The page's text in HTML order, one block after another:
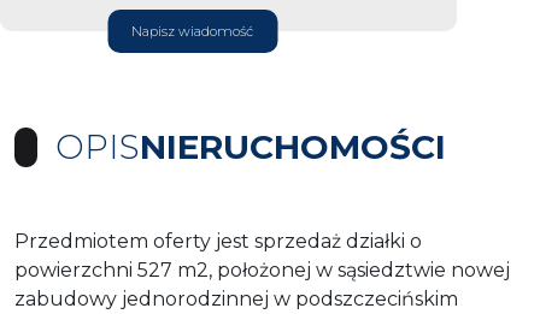
Napisz wiadomość
OPISNIERUCHOMOŚCI
Przedmiotem oferty jest sprzedaż działki o
powierzchni 527 m2, położonej w sąsiedztwie nowej
zabudowy jednorodzinnej w podszczecińskim